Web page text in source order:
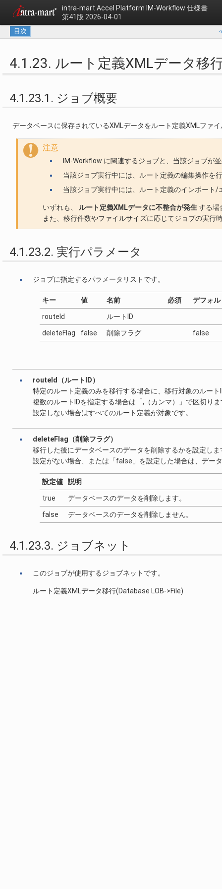
intra-mart Accel Platform IM-Workflow 仕様書
第41版 2026-04-01
目次
4.1.23. ルート定義XMLデータ移
4.1.23.1. ジョブ概要
データベースに保存されているXMLデータをルート定義XMLファ
注意
IM-Workflow に関連するジョブと、当該ジョブが
当該ジョブ実行中には、ルート定義の編集操作を
当該ジョブ実行中には、ルート定義のインポート
いずれも、 ルート定義XMLデータに不整合が発生 する場
また、移行件数やファイルサイズに応じてジョブの実行
4.1.23.2. 実行パラメータ
ジョブに指定するパラメータリストです。
キー 値 名前 必須 デフォル
routeId ルートID
deleteFlag false 削除フラグ false
routeId（ルートID）
特定のルート定義のみを移行する場合に、移行対象のルート
複数のルートIDを指定する場合は「,（カンマ）」で区切りま
設定しない場合はすべてのルート定義が対象です。
deleteFlag（削除フラグ）
移行した後にデータベースのデータを削除するかを設定しま
設定がない場合、または「false」を設定した場合は、デー
設定値 説明
true データベースのデータを削除します。
false データベースのデータを削除しません。
4.1.23.3. ジョブネット
このジョブが使用するジョブネットです。
ルート定義XMLデータ移行(Database LOB->File)